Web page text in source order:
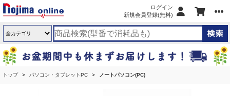
ログイン
新規会員登録(無料)
トップ パソコン・タブレットPC ノートパソコン(PC)